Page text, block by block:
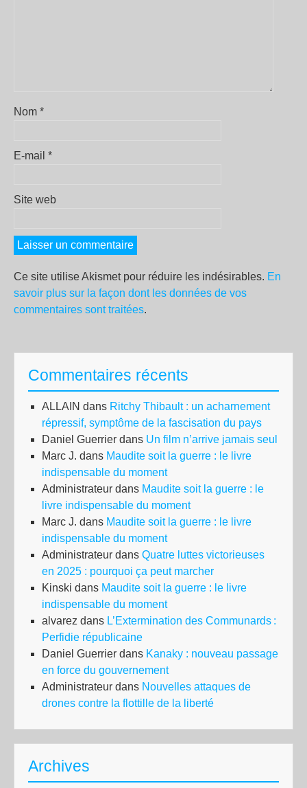
Nom *
E-mail *
Site web
Ce site utilise Akismet pour réduire les indésirables. En
savoir plus sur la façon dont les données de vos
commentaires sont traitées.
Commentaires récents
ALLAIN dans Ritchy Thibault : un acharnement
répressif, symptôme de la fascisation du pays
Daniel Guerrier dans Un film n’arrive jamais seul
Marc J. dans Maudite soit la guerre : le livre
indispensable du moment
Administrateur dans Maudite soit la guerre : le
livre indispensable du moment
Marc J. dans Maudite soit la guerre : le livre
indispensable du moment
Administrateur dans Quatre luttes victorieuses
en 2025 : pourquoi ça peut marcher
Kinski dans Maudite soit la guerre : le livre
indispensable du moment
alvarez dans L’Extermination des Communards :
Perfidie républicaine
Daniel Guerrier dans Kanaky : nouveau passage
en force du gouvernement
Administrateur dans Nouvelles attaques de
drones contre la flottille de la liberté
Archives